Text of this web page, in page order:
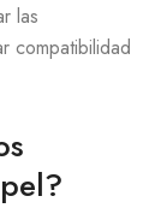
las
compatibilidad